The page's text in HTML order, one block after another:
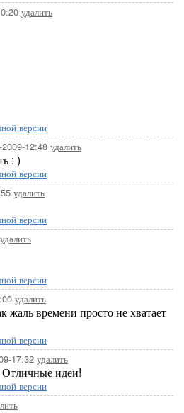
удалить
версии
12:48 удалить
: )
версии
удалить
версии
удалить
версии
удалить
жаль времени просто не хватает
версии
17:32 удалить
идеи!
версии